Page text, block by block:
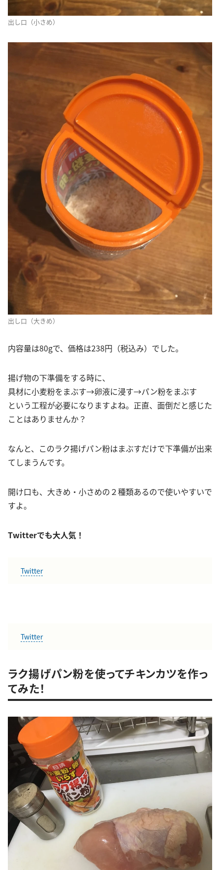
出し口（小さめ）
出し口（大きめ）
内容量は80gで、価格は238円（税込み）でした。
揚げ物の下準備をする時に、
具材に小麦粉をまぶす→卵液に浸す→パン粉をまぶす
という工程が必要になりますよね。正直、面倒だと感じた
ことはありませんか？
なんと、このラク揚げパン粉はまぶすだけで下準備が出来
てしまうんです。
開け口も、大きめ・小さめの２種類あるので使いやすいで
すよ。
Twitterでも大人気！
Twitter
Twitter
ラク揚げパン粉を使ってチキンカツを作っ
てみた！